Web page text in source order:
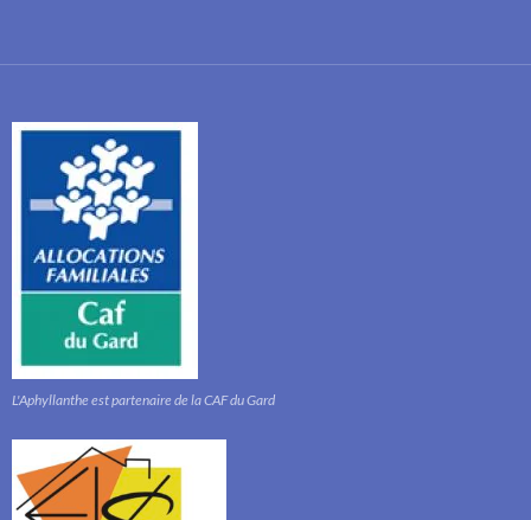
L'Aphyllanthe est partenaire de la CAF du Gard